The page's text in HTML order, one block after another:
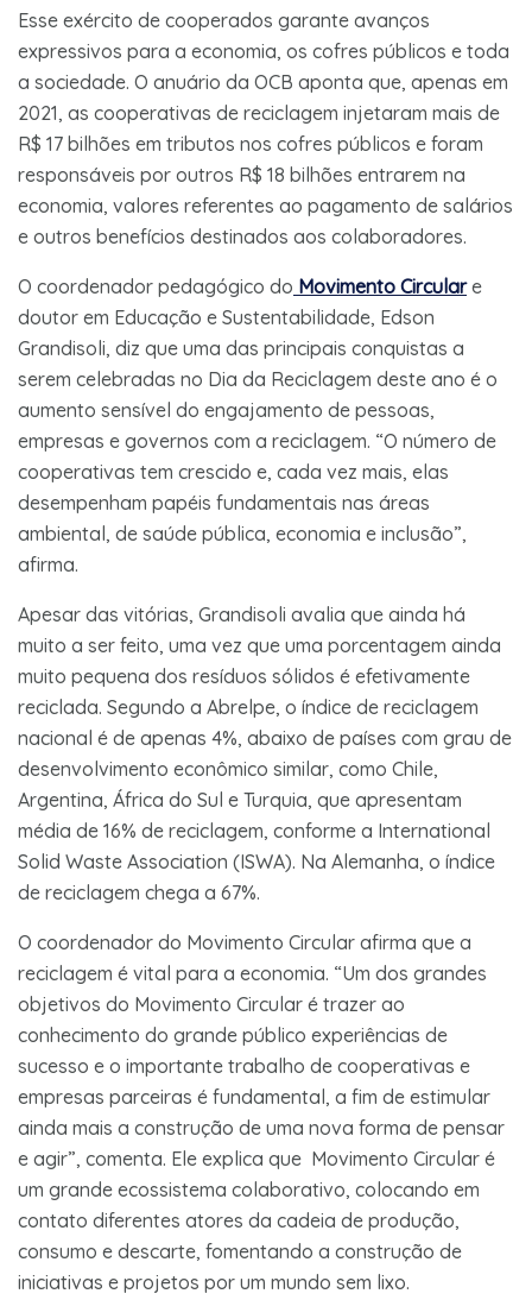
Esse exército de cooperados garante avanços
expressivos para a economia, os cofres públicos e toda
a sociedade. O anuário da OCB aponta que, apenas em
2021, as cooperativas de reciclagem injetaram mais de
R$ 17 bilhões em tributos nos cofres públicos e foram
responsáveis por outros R$ 18 bilhões entrarem na
economia, valores referentes ao pagamento de salários
e outros benefícios destinados aos colaboradores.
O coordenador pedagógico do Movimento Circulare
doutor em Educação e Sustentabilidade, Edson
Grandisoli, diz que uma das principais conquistas a
serem celebradas no Dia da Reciclagem deste ano é o
aumento sensível do engajamento de pessoas,
empresas e governos com a reciclagem. “O número de
cooperativas tem crescido e, cada vez mais, elas
desempenham papéis fundamentais nas áreas
ambiental, de saúde pública, economia e inclusão”,
afirma.
Apesar das vitórias, Grandisoli avalia que ainda há
muito a ser feito, uma vez que uma porcentagem ainda
muito pequena dos resíduos sólidos é efetivamente
reciclada. Segundo a Abrelpe, o índice de reciclagem
nacional é de apenas 4%, abaixo de países com grau de
desenvolvimento econômico similar, como Chile,
Argentina, África do Sul e Turquia, que apresentam
média de 16% de reciclagem, conforme a International
Solid Waste Association (ISWA). Na Alemanha, o índice
de reciclagem chega a 67%.
O coordenador do Movimento Circular afirma que a
reciclagem é vital para a economia. “Um dos grandes
objetivos do Movimento Circular é trazer ao
conhecimento do grande público experiências de
sucesso e o importante trabalho de cooperativas e
empresas parceiras é fundamental, a fim de estimular
ainda mais a construção de uma nova forma de pensar
e agir”, comenta. Ele explica que Movimento Circular é
um grande ecossistema colaborativo, colocando em
contato diferentes atores da cadeia de produção,
consumo e descarte, fomentando a construção de
iniciativas e projetos por um mundo sem lixo.